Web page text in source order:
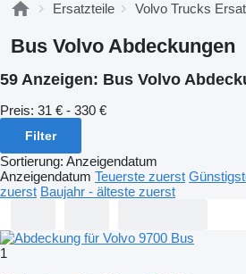
Ersatzteile Volvo Trucks
Bus Volvo Abdeckungen
59 Anzeigen: Bus Volvo
Preis: 31 € - 330 €
Filter
Sortierung: Anzeigendatum
Anzeigendatum Teuerste zuerst
zuerst Baujahr - älteste zuerst
1